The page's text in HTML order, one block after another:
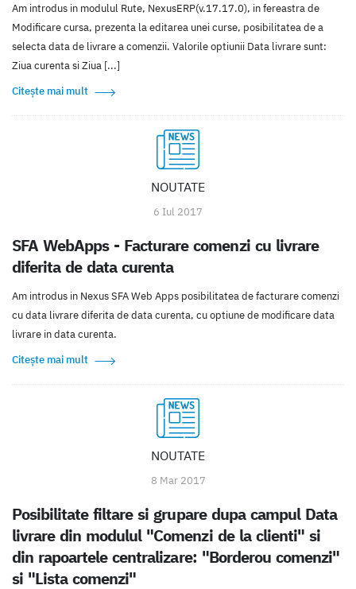
Am introdus in modulul Rute, NexusERP(v.17.17.0), in fereastra de
Modificare cursa, prezenta la editarea unei curse, posibilitatea de a
selecta data de livrare a comenzii. Valorile optiunii Data livrare sunt:
Ziua curenta si Ziua [...]
Citește mai mult
NOUTATE
6 Iul 2017
SFA WebApps - Facturare comenzi cu livrare
diferita de data curenta
Am introdus in Nexus SFA Web Apps posibilitatea de facturare comenzi
cu data livrare diferita de data curenta, cu optiune de modificare data
livrare in data curenta.
Citește mai mult
NOUTATE
8 Mar 2017
Posibilitate filtare si grupare dupa campul Data
livrare din modulul "Comenzi de la clienti" si
din rapoartele centralizare: "Borderou comenzi"
si "Lista comenzi"